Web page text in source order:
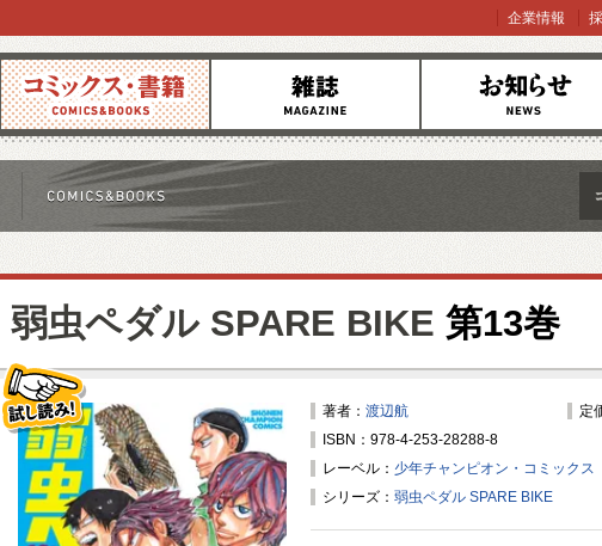
コミックス 雑誌 お知らせ
企業情報
弱虫ペダル SPARE BIKE 第13巻
著者： 渡辺航
定
ISBN：978-4-253-28288-8
レーベル： 少年チャンピオン・コミックス
シリーズ： 弱虫ペダル SPARE BIKE
試し読み！